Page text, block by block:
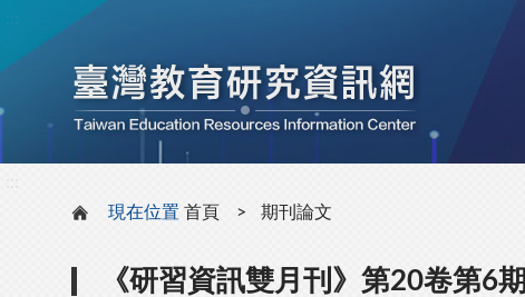
現在位置 首頁 期刊論文
《研習資訊雙月刊》第20卷第6期